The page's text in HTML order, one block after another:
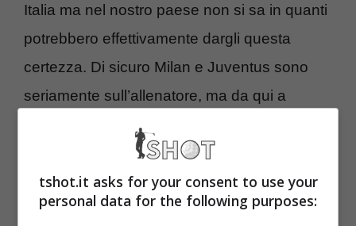
Italia ma nel nostro paese non si sa in quanti
potrebbero effettivamente dargli questa
certezza. Di sicuro Milan e Juventus sono
seriamente sull’allenatore, ma da qui a
giugno può succedere di tutto.
Conte si riprende Zirkzee: è
già tutto fatto per il suo
tshot.it asks for your consent to use your
personal data for the following purposes: